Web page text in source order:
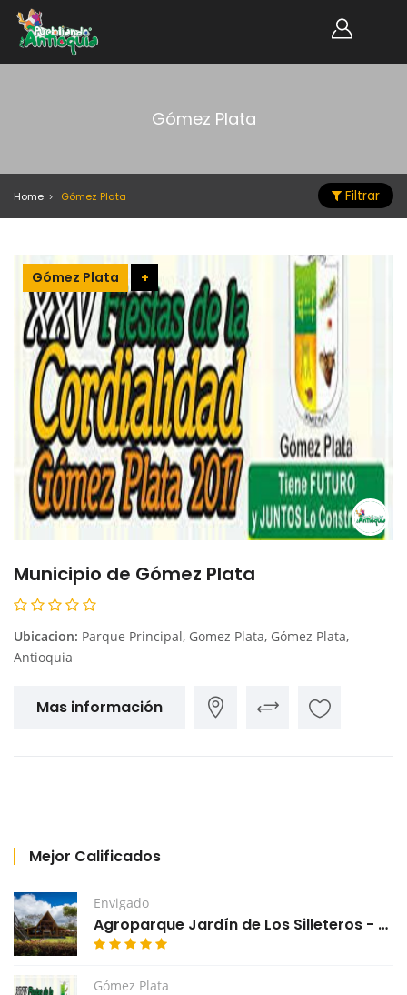
Gómez Plata
Home Gómez Plata Filtrar
Gómez Plata +
Municipio de Gómez Plata
Ubicacion: Parque Principal, Gomez Plata, Gómez Plata,
Antioquia
Mas información
Mejor Calificados
Envigado
Agroparque Jardín de Los Silleteros - Envigado
Gómez Plata